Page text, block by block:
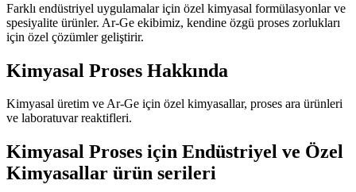
Farklı endüstriyel uygulamalar için özel kimyasal formülasyonlar ve
spesiyalite ürünler. Ar-Ge ekibimiz, kendine özgü proses zorlukları
için özel çözümler geliştirir.
Kimyasal Proses Hakkında
Kimyasal üretim ve Ar-Ge için özel kimyasallar, proses ara ürünleri
ve laboratuvar reaktifleri.
Kimyasal Proses için Endüstriyel ve Özel
Kimyasallar ürün serileri